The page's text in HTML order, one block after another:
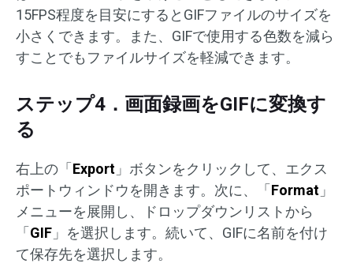
15FPS程度を目安にするとGIFファイルのサイズを
小さくできます。また、GIFで使用する色数を減ら
すことでもファイルサイズを軽減できます。
ステップ4．画面録画をGIFに変換す
る
右上の「 Export 」ボタンをクリックして、エクス
ポートウィンドウを開きます。次に、「 Format 」
メニューを展開し、ドロップダウンリストから
「 GIF 」を選択します。続いて、GIFに名前を付け
て保存先を選択します。